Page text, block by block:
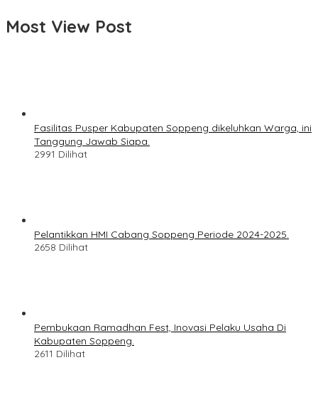
Most View Post
Fasilitas Pusper Kabupaten Soppeng dikeluhkan Warga, ini
Tanggung Jawab Siapa.
2991 Dilihat
Pelantikkan HMI Cabang Soppeng Periode 2024-2025.
2658 Dilihat
Pembukaan Ramadhan Fest, Inovasi Pelaku Usaha Di
Kabupaten Soppeng.
2611 Dilihat